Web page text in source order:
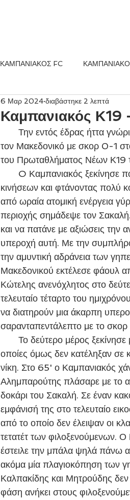
ΚΑΜΠΑΝΙΑΚΟΣ FC
Καμπανιακός Κ19
6 Μαρ 2024 διαβάστηκε 2 λεπτά
τον Μακεδονικό με σκορ 0-1
του Πρωταθλήματος Νέων
κινήσεων και φτάνοντας πολύ
από ωραία ατομική ενέργεια
περιοχής σημάδεψε τον
και να πατάνε με αξιώσεις την
υπεροχή αυτή. Με την
την αμυντική αδράνεια των
Μακεδονικού εκτέλεσε φάουλ
Κώτελης ανενόχλητος στο
τελευταίο τέταρτο του
να διατηρούν μια άκαρπη
σαρανταπεντάλεπτο με το
οποίες όμως δεν κατέληξαν σε
νίκη. Στο 65' ο Καμπανιακός
Αλημπαρούτης πλάσαρε με το
δοκάρι του Σακαλή. Σε έναν
εμφάνισή της στο τελευταίο
από το οποίο δεν έλειψαν οι
τετατέτ των φιλοξενούμενων.
έστειλε την μπάλα ψηλά πάνω
ακόμα μία πλαγιοκόπηση των
Καλπακίδης και Μητρούδης
φάση ανήκει στους